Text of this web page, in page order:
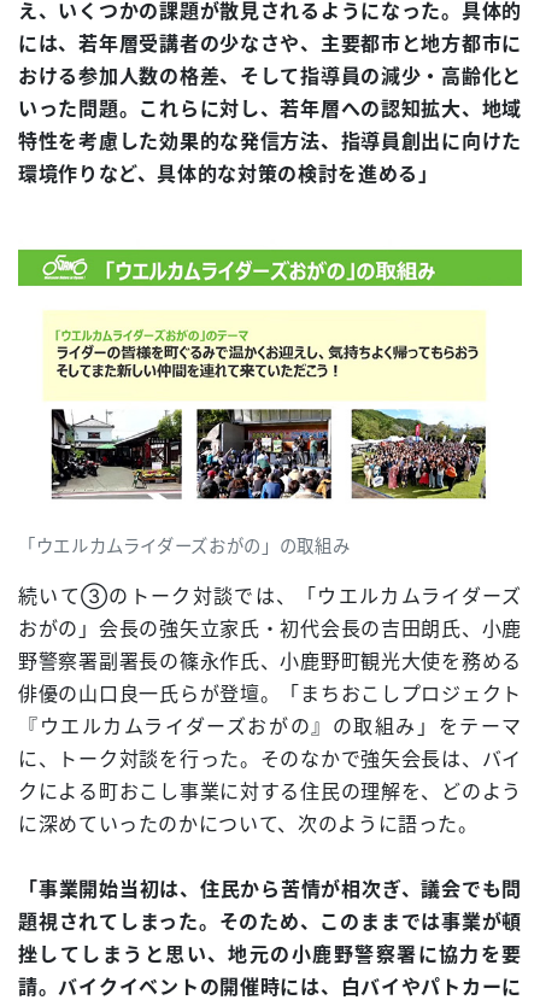
え、いくつかの課題が散見されるようになった。具体的
には、若年層受講者の少なさや、主要都市と地方都市に
おける参加人数の格差、そして指導員の減少・高齢化と
いった問題。これらに対し、若年層への認知拡大、地域
特性を考慮した効果的な発信方法、指導員創出に向けた
環境作りなど、具体的な対策の検討を進める」
「ウエルカムライダーズおがの」の取組み
続いて③のトーク対談では、「ウエルカムライダーズ
おがの」会長の強矢立家氏・初代会長の吉田朗氏、小鹿
野警察署副署長の篠永作氏、小鹿野町観光大使を務める
俳優の山口良一氏らが登壇。「まちおこしプロジェクト
『ウエルカムライダーズおがの』の取組み」をテーマ
に、トーク対談を行った。そのなかで強矢会長は、バイ
クによる町おこし事業に対する住民の理解を、どのよう
に深めていったのかについて、次のように語った。
「事業開始当初は、住民から苦情が相次ぎ、議会でも問
題視されてしまった。そのため、このままでは事業が頓
挫してしまうと思い、地元の小鹿野警察署に協力を要
請。バイクイベントの開催時には、白バイやパトカーに